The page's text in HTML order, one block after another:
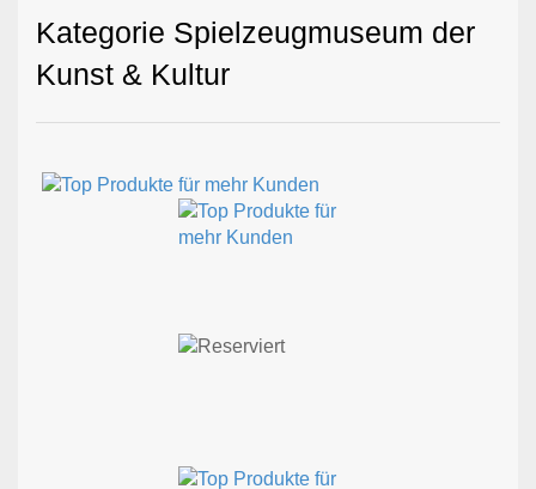
Kategorie Spielzeugmuseum der
Kunst & Kultur